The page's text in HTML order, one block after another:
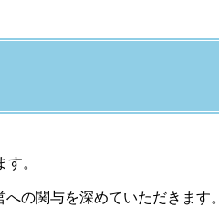
。
の関与を深めていただきます。